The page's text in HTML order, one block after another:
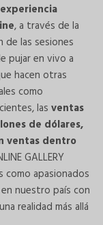
experiencia
, a través de la
de las sesiones
pujar en vivo a
hacen otras
como
las ventas
de dólares,
ventas dentro
GALLERY
apasionados
nuestro país con
realidad más allá